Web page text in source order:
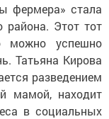
фермера» стала
района. Этот тот
можно успешно
Татьяна Кирова
разведением
мамой, находит
в социальных